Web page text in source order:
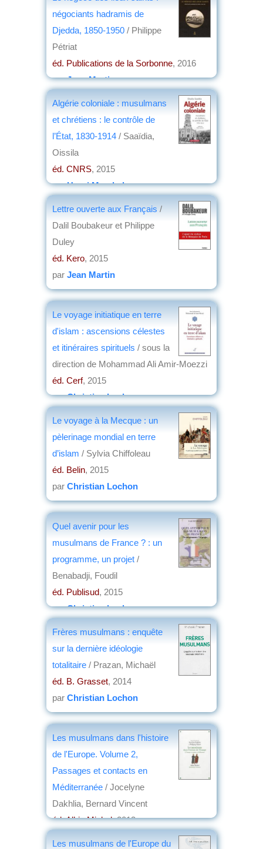
négociants hadramis de
Djedda, 1850-1950 / Philippe
Pétriat
éd. Publications de la Sorbonne, 2016
parJean Martin
Algérie coloniale : musulmans
et chrétiens : le contrôle de
l’État, 1830-1914 / Saaïdia,
Oissila
éd. CNRS, 2015
parHenri Marchal
Lettre ouverte aux Français /
Dalil Boubakeur et Philippe
Duley
éd. Kero, 2015
par Jean Martin
Le voyage initiatique en terre
d'islam : ascensions célestes
et itinéraires spirituels / sous la
direction de Mohammad Ali Amir-Moezzi
éd. Cerf, 2015
parChristian Lochon
Le voyage à la Mecque : un
pèlerinage mondial en terre
d’islam / Sylvia Chiffoleau
éd. Belin, 2015
par Christian Lochon
Quel avenir pour les
musulmans de France ? : un
programme, un projet /
Benabadji, Foudil
éd. Publisud, 2015
parChristian Lochon
Frères musulmans : enquête
sur la dernière idéologie
totalitaire / Prazan, Michaël
éd. B. Grasset, 2014
par Christian Lochon
Les musulmans dans l'histoire
de l'Europe. Volume 2,
Passages et contacts en
Méditerranée / Jocelyne
Dakhlia, Bernard Vincent
éd. Albin Michel, 2013
Les musulmans de l'Europe du